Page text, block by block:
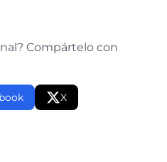
Compártelo con
X